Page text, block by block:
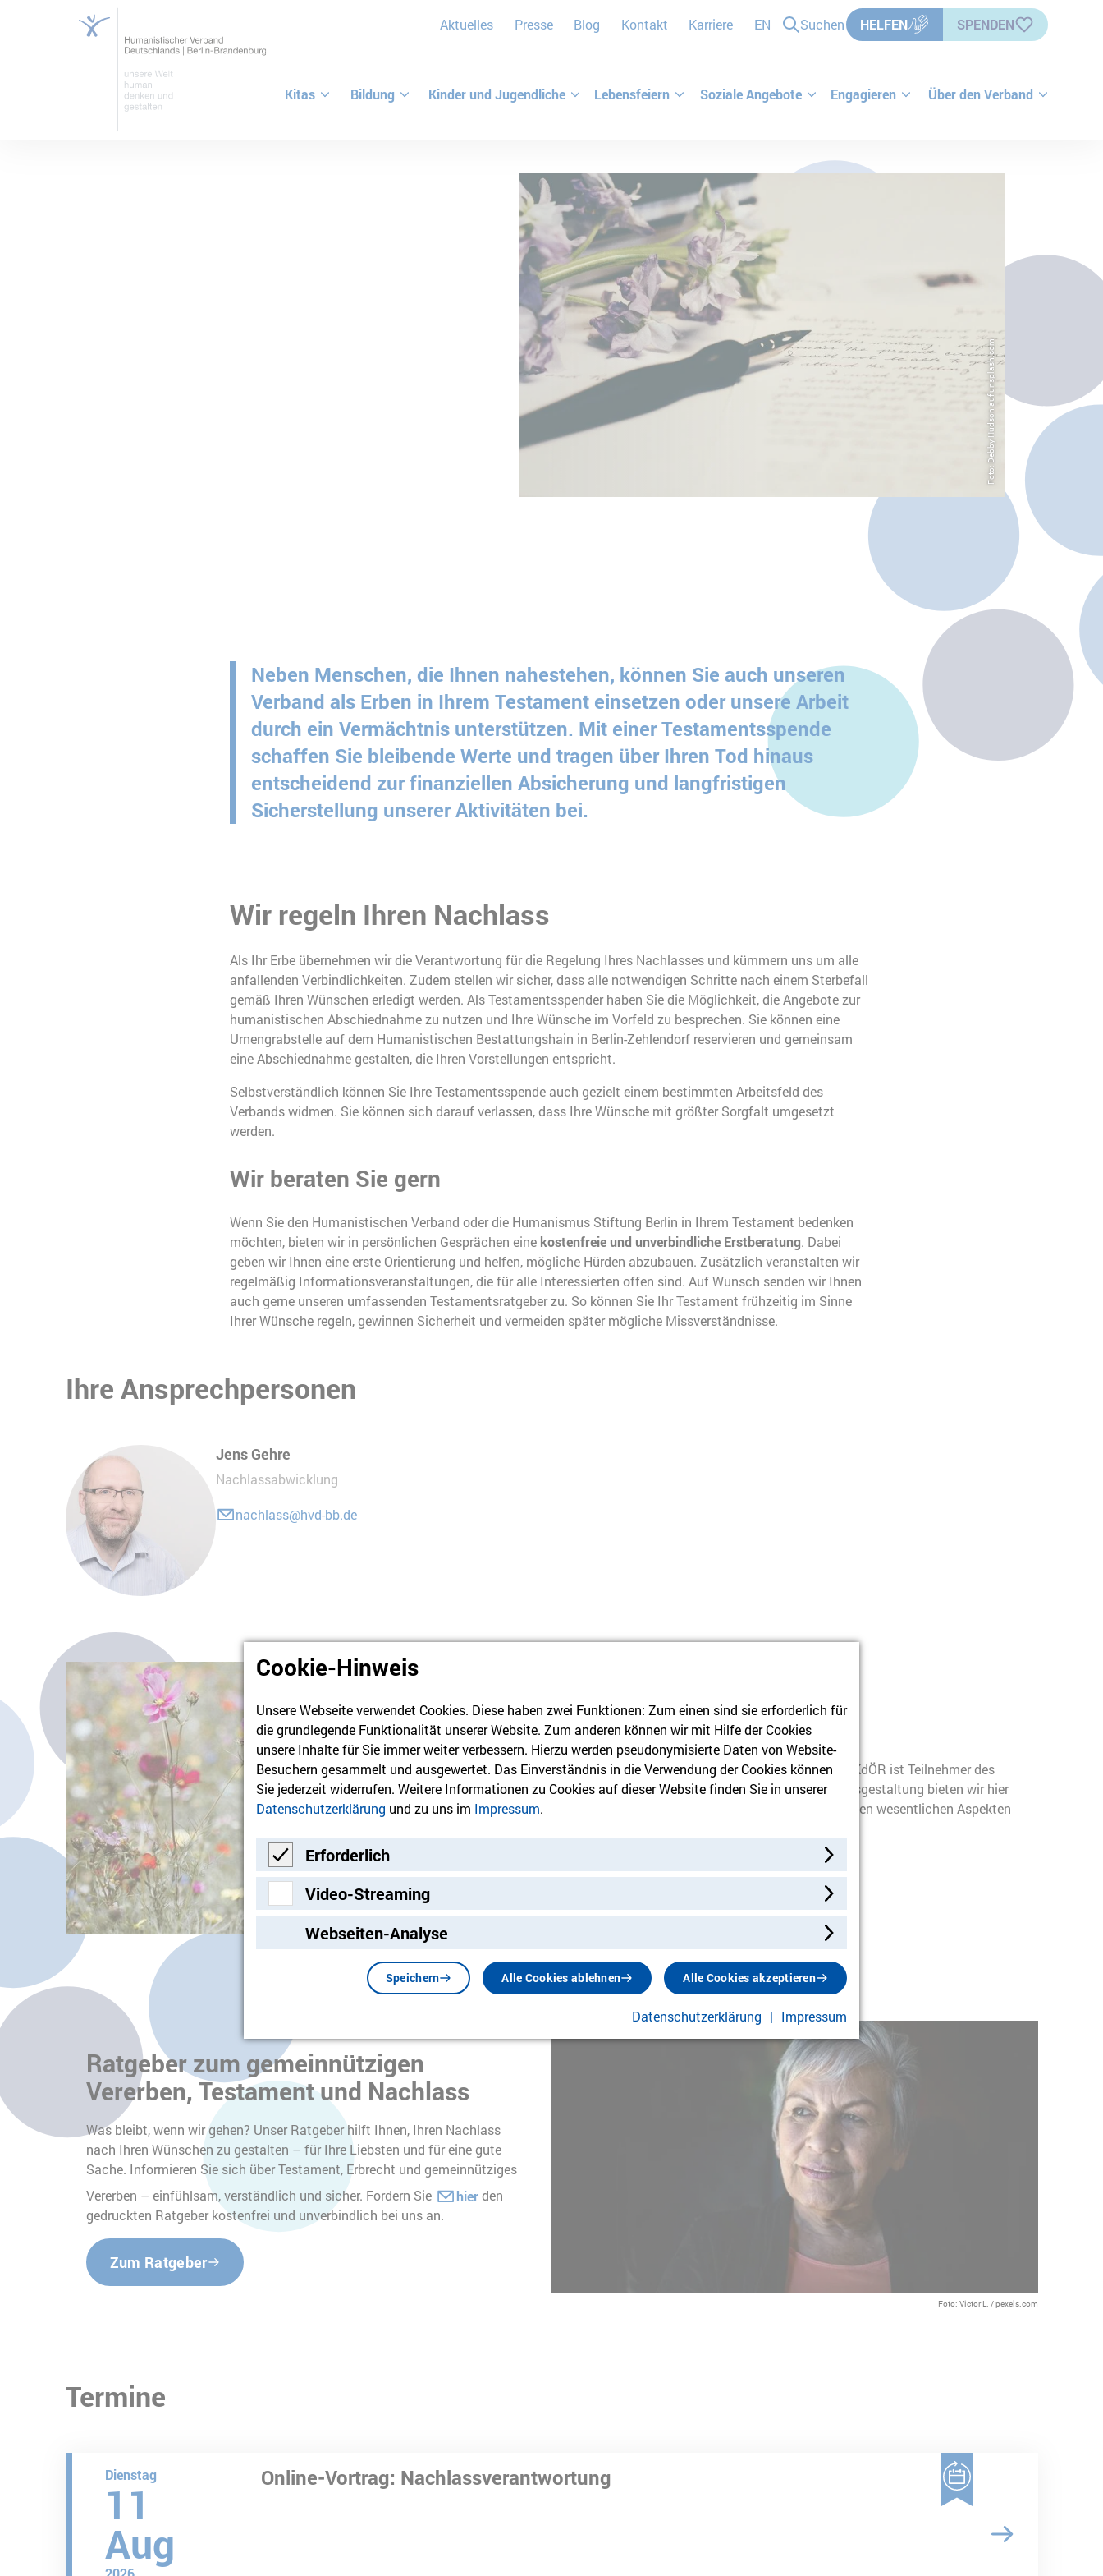
Aktuelles Presse Blog Kontakt Karriere EN Suchen HELFEN SPENDEN
Kitas Bildung Kinder und Jugendliche Lebensfeiern Soziale Angebote Engagieren Über den Verband
Foto: Debby Hudson auf unsplash.com
Neben Menschen, die Ihnen nahestehen, können Sie auch unseren
Verband als Erben in Ihrem Testament einsetzen oder unsere Arbeit
durch ein Vermächtnis unterstützen. Mit einer Testamentsspende
schaffen Sie bleibende Werte und tragen über Ihren Tod hinaus
entscheidend zur finanziellen Absicherung und langfristigen
Sicherstellung unserer Aktivitäten bei.
Wir regeln Ihren Nachlass
Als Ihr Erbe übernehmen wir die Verantwortung für die Regelung Ihres Nachlasses und kümmern uns um alle
anfallenden Verbindlichkeiten. Zudem stellen wir sicher, dass alle notwendigen Schritte nach einem Sterbefall
gemäß Ihren Wünschen erledigt werden. Als Testamentsspender haben Sie die Möglichkeit, die Angebote zur
humanistischen Abschiednahme zu nutzen und Ihre Wünsche im Vorfeld zu besprechen. Sie können eine
Urnengrabstelle auf dem Humanistischen Bestattungshain in Berlin-Zehlendorf reservieren und gemeinsam
eine Abschiednahme gestalten, die Ihren Vorstellungen entspricht.
Selbstverständlich können Sie Ihre Testamentsspende auch gezielt einem bestimmten Arbeitsfeld des
Verbands widmen. Sie können sich darauf verlassen, dass Ihre Wünsche mit größter Sorgfalt umgesetzt
werden.
Wir beraten Sie gern
Wenn Sie den Humanistischen Verband oder die Humanismus Stiftung Berlin in Ihrem Testament bedenken
möchten, bieten wir in persönlichen Gesprächen eine kostenfreie und unverbindliche Erstberatung. Dabei
geben wir Ihnen eine erste Orientierung und helfen, mögliche Hürden abzubauen. Zusätzlich veranstalten wir
regelmäßig Informationsveranstaltungen, die für alle Interessierten offen sind. Auf Wunsch senden wir Ihnen
auch gerne unseren umfassenden Testamentsratgeber zu. So können Sie Ihr Testament frühzeitig im Sinne
Ihrer Wünsche regeln, gewinnen Sicherheit und vermeiden später mögliche Missverständnisse.
Ihre Ansprechpersonen
Jens Gehre
Nachlassabwicklung
nachlass@hvd-bb.de
Foto: Annie Spratt / unsplash.com
Das NACHLASS-PORTAL
Der Humanistische Verband Berlin-Brandenburg KdÖR ist Teilnehmer des
NACHLASS-PORTALS. Für Fragen zur Testamentsgestaltung bieten wir hier
Erklärvideos und monatliche Online-Vorträge zu den wesentlichen Aspekten
Ich möchte mehr erfahren
Ratgeber zum gemeinnützigen
Vererben, Testament und Nachlass
Was bleibt, wenn wir gehen? Unser Ratgeber hilft Ihnen, Ihren Nachlass
nach Ihren Wünschen zu gestalten – für Ihre Liebsten und für eine gute
Sache. Informieren Sie sich über Testament, Erbrecht und gemeinnütziges
Vererben – einfühlsam, verständlich und sicher. Fordern Sie
hierden
gedruckten Ratgeber kostenfrei und unverbindlich bei uns an.
Zum Ratgeber
Foto: Victor L. / pexels.com
Termine
Dienstag
11
Aug
Online-Vortrag: Nachlass­verantwortung
Cookie-Hinweis
Unsere Webseite verwendet Cookies. Diese haben zwei Funktionen: Zum einen sind sie erforderlich für
die grundlegende Funktionalität unserer Website. Zum anderen können wir mit Hilfe der Cookies
unsere Inhalte für Sie immer weiter verbessern. Hierzu werden pseudonymisierte Daten von Website-
Besuchern gesammelt und ausgewertet. Das Einverständnis in die Verwendung der Cookies können
Sie jederzeit widerrufen. Weitere Informationen zu Cookies auf dieser Website finden Sie in unserer
Datenschutzerklärung und zu uns im Impressum.
Erforderlich
Erforderlich
Video-Streaming
Video-Streaming
Webseiten-Analyse
Speichern Alle Cookies ablehnen Alle Cookies akzeptieren
Datenschutzerklärung Impressum